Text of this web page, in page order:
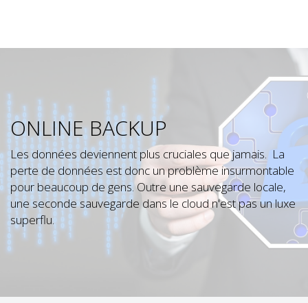
ONLINE BACKUP
Les données deviennent plus cruciales que jamais. La
perte de données est donc un problème insurmontable
pour beaucoup de gens. Outre une sauvegarde locale,
une seconde sauvegarde dans le cloud n'est pas un luxe
superflu.